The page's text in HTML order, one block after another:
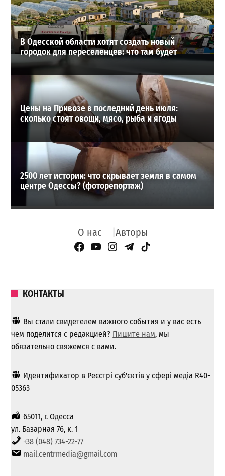
ВИБОР РЕДАКЦИИ
В Одесской области хотят создать новый
городок для переселенцев: что там будет
Цены на Привозе в последний день июля:
сколько стоят овощи, мясо, рыба и ягоды
2500 лет истории: что скрывает земля в самом
центре Одессы? (фоторепортаж)
О нас Авторы
Facebook Page
YouTube
Instagram
Telegram
TikTok
КОНТАКТЫ
Вы стали свидетелем важного события и у вас есть
чем поделится с редакцией? Пишите нам, мы
обязательно свяжемся с вами.
Идентификатор в Реєстрі суб'єктів у сфері медіа R40-
05363
65011, г. Одесса
ул. Базарная 76, к. 1
+38 (048) 734-22-77
mail.centrmedia@gmail.com